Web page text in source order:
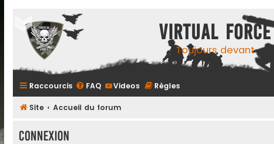
Virtual Force
Toujours devant
Raccourcis FAQ Videos Règles
Site Accueil du forum
Connexion